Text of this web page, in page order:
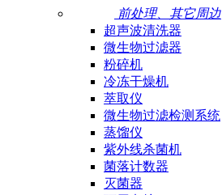
前处理、其它周边
超声波清洗器
微生物过滤器
粉碎机
冷冻干燥机
萃取仪
微生物过滤检测系统
蒸馏仪
紫外线杀菌机
菌落计数器
灭菌器